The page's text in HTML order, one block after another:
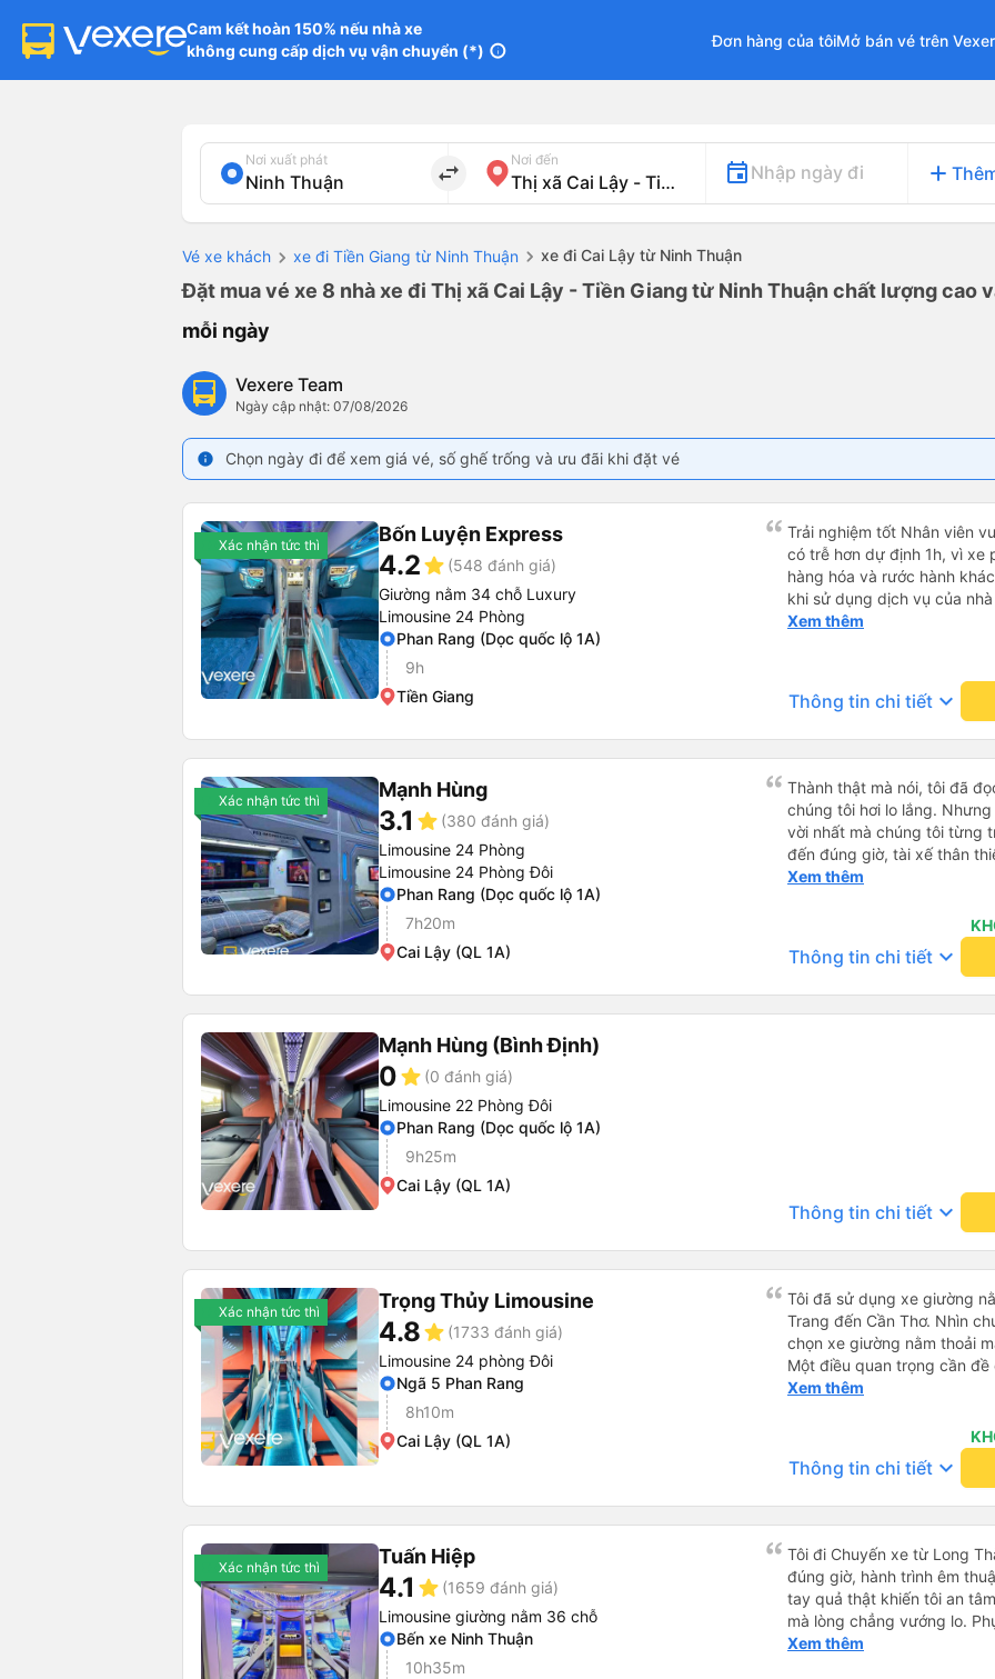
Cam kết hoàn 150% nếu nhà xe
không cung cấp dịch vụ vận chuyển (*) info
Đơn hàng của tôiMở bán vé trên
Nơi xuất phát
import_export
Nơi đến
Nhập ngày đi add
Vé xe khách xe đi Tiền Giang từ Ninh Thuận xe đi Cai Lậy từ Ninh Thuận
Đặt mua vé xe 8 nhà xe đi Thị xã Cai Lậy - Tiền Giang từ Ninh Thuận chất lượng cao
mỗi ngày
Vexere Team
Ngày cập nhật: 07/08/2026
info Chọn ngày đi để xem giá vé, số ghế trống và ưu đãi khi đặt vé
Xác nhận tức thì Bốn Luyện Express
4.2star (548 đánh giá)
Giường nằm 34 chỗ Luxury
Limousine 24 Phòng
Phan Rang (Dọc quốc lộ 1A)
9h
Tiền Giang
Trải nghiệm tốt Nhân viên
có trễ hơn dự định 1h, vì xe
hàng hóa và rước hành
khi sử dụng dịch vụ của
thiệu cho người thân sử
Xem thêm
Thông tin chi tiết keyboard_arrow_down
Xác nhận tức thì Mạnh Hùng
3.1 star (380 đánh giá)
Limousine 24 Phòng
Limousine 24 Phòng Đôi
Phan Rang (Dọc quốc lộ 1A)
7h20m
Cai Lậy (QL 1A)
Thành thật mà nói, tôi đã
chúng tôi hơi lo lắng.
vời nhất mà chúng tôi từng
đến đúng giờ, tài xế thân
vẫn hơi xóc, nhưng đó là
Xem thêm
Thông tin chi tiết keyboard_arrow_down
Mạnh Hùng (Bình Định)
0star (0 đánh giá)
Limousine 22 Phòng Đôi
Phan Rang (Dọc quốc lộ 1A)
9h25m
Cai Lậy (QL 1A)
Thông tin chi tiết keyboard_arrow_down
Xác nhận tức thì Trọng Thủy Limousine
4.8star (1733 đánh giá)
Limousine 24 phòng Đôi
Ngã 5 Phan Rang
8h10m
Cai Lậy (QL 1A)
Tôi đã sử dụng xe giường
Trang đến Cần Thơ. Nhìn
chọn xe giường nằm thoải
Một điều quan trọng cần đề
xe, điều này có thể gây khó
chuyến đi vẫn khá thoải
(hôm qua) rất tốt. Mặc dù
nhưng công ty đã thông
khoảng 4:00 sáng và 9:00
hơn nhiều. Tại điểm dừng
cấp bàn chải đánh răng, đó
chuyến đi trước của tôi vào
nghỉ đêm nào cho đến
chịu. Có vẻ như lịch trình
Xem thêm
Thông tin chi tiết keyboard_arrow_down
Xác nhận tức thì Tuấn Hiệp
4.1 star (1659 đánh giá)
Limousine giường nằm 36 chỗ
Bến xe Ninh Thuận
10h35m
Tôi đi Chuyến xe từ Long
đúng giờ, hành trình êm
tay quả thật khiến tôi an tâm, mãn ý. Đường xa muôn dặm
mà lòng chẳng vướng lo.
cẩn, hiếm thấy giữa thời
Xem thêm